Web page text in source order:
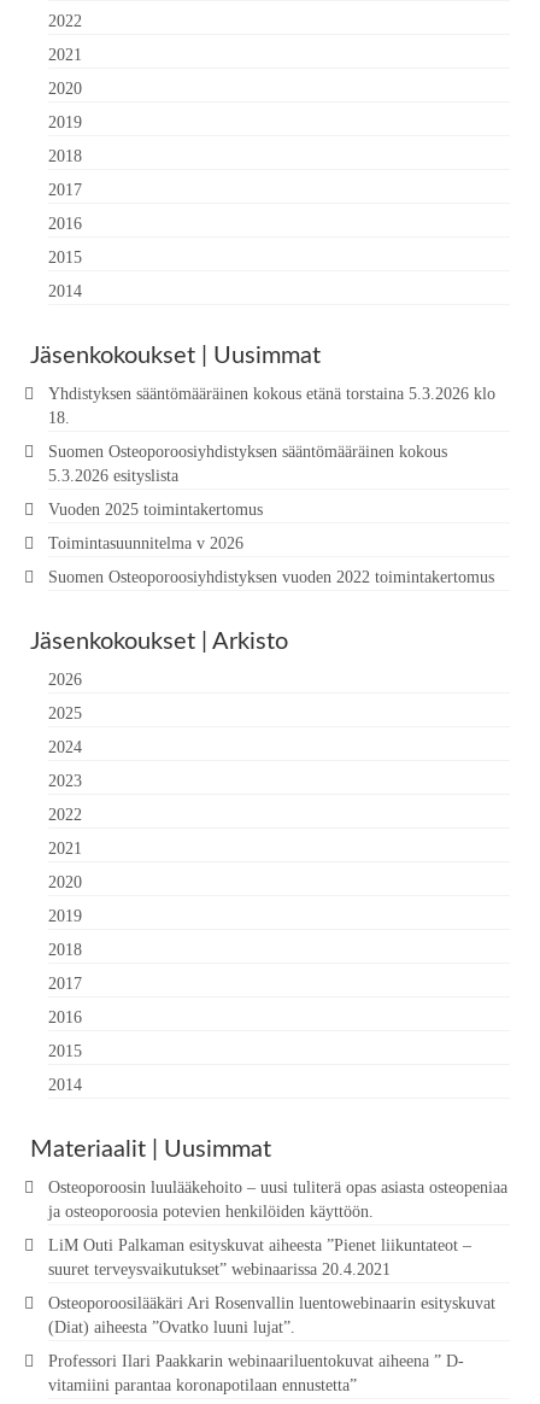
2022
2021
2020
2019
2018
2017
2016
2015
2014
Jäsenkokoukset | Uusimmat
Yhdistyksen sääntömääräinen kokous etänä torstaina 5.3.2026 klo
18.
Suomen Osteoporoosiyhdistyksen sääntömääräinen kokous
5.3.2026 esityslista
Vuoden 2025 toimintakertomus
Toimintasuunnitelma v 2026
Suomen Osteoporoosiyhdistyksen vuoden 2022 toimintakertomus
Jäsenkokoukset | Arkisto
2026
2025
2024
2023
2022
2021
2020
2019
2018
2017
2016
2015
2014
Materiaalit | Uusimmat
Osteoporoosin luulääkehoito – uusi tuliterä opas asiasta osteopeniaa
ja osteoporoosia potevien henkilöiden käyttöön.
LiM Outi Palkaman esityskuvat aiheesta ”Pienet liikuntateot –
suuret terveysvaikutukset” webinaarissa 20.4.2021
Osteoporoosilääkäri Ari Rosenvallin luentowebinaarin esityskuvat
(Diat) aiheesta ”Ovatko luuni lujat”.
Professori Ilari Paakkarin webinaariluentokuvat aiheena ” D-
vitamiini parantaa koronapotilaan ennustetta”